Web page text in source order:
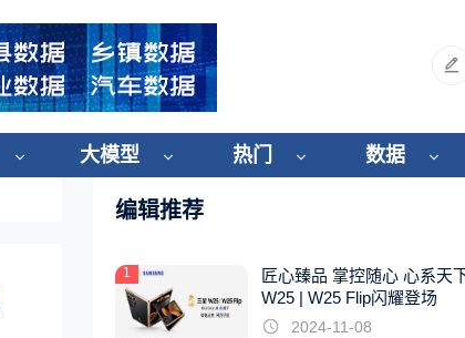
大模型 热门 数据
编辑推荐
1
匠心臻品 掌控随心 心系天
W25 | W25 Flip闪耀登场
2024-11-08